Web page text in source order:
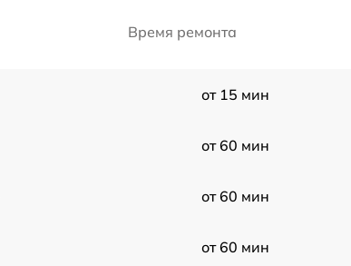
Время ремонта
от 15 мин
от 60 мин
от 60 мин
от 60 мин